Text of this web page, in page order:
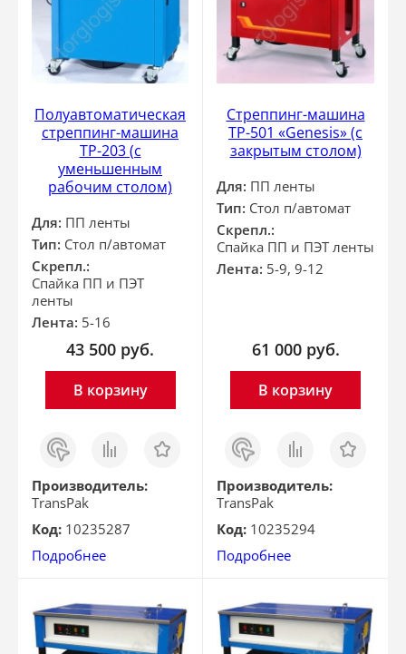
Полуавтоматическая
стреппинг-машина
ТР-203 (с
уменьшенным
рабочим столом)
Для: ПП ленты
Тип: Стол п/автомат
Скрепл.:
Спайка ПП и ПЭТ
ленты
Лента: 5-16
43 500 руб.
В корзину
Заказ
в 1
клик
Сравнить Отложить
Производитель:
TransPak
Код: 10235287
Подробнее
Стреппинг-машина
ТР-501 «Genesis» (с
закрытым столом)
Для: ПП ленты
Тип: Стол п/автомат
Скрепл.:
Спайка ПП и ПЭТ ленты
Лента: 5-9, 9-12
61 000 руб.
В корзину
Заказ
в 1
клик
Сравнить Отложить
Производитель:
TransPak
Код: 10235294
Подробнее